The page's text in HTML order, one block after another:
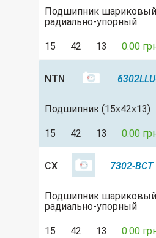
Подшипник
радиально-упорный
15 42 13 0.00
NTN
Подшипник (15x42x13)
15 42 13 0.00
CX 7302-BCT
Подшипник
радиально-упорный
15 42 13 0.00